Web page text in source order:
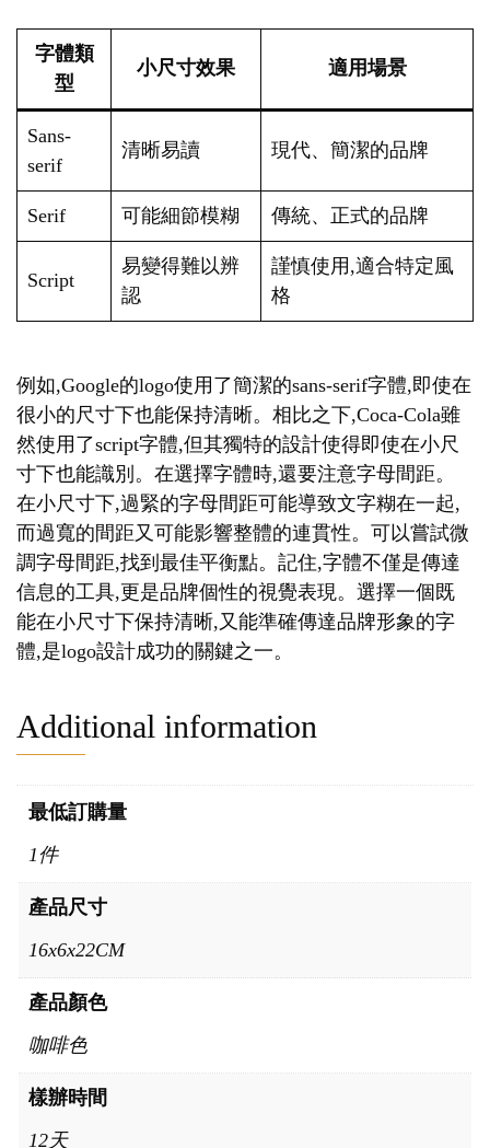
字體類
型
小尺寸效果 適用場景
Sans-
serif
清晰易讀 現代、簡潔的品牌
Serif 可能細節模糊 傳統、正式的品牌
Script
易變得難以辨
認
謹慎使用,適合特定風
格
例如,Google的logo使用了簡潔的sans-serif字體,即使在
很小的尺寸下也能保持清晰。相比之下,Coca-Cola雖
然使用了script字體,但其獨特的設計使得即使在小尺
寸下也能識別。在選擇字體時,還要注意字母間距。
在小尺寸下,過緊的字母間距可能導致文字糊在一起,
而過寬的間距又可能影響整體的連貫性。可以嘗試微
調字母間距,找到最佳平衡點。記住,字體不僅是傳達
信息的工具,更是品牌個性的視覺表現。選擇一個既
能在小尺寸下保持清晰,又能準確傳達品牌形象的字
體,是logo設計成功的關鍵之一。
Additional information
最低訂購量
1件
產品尺寸
16x6x22CM
產品顏色
咖啡色
樣辦時間
12天